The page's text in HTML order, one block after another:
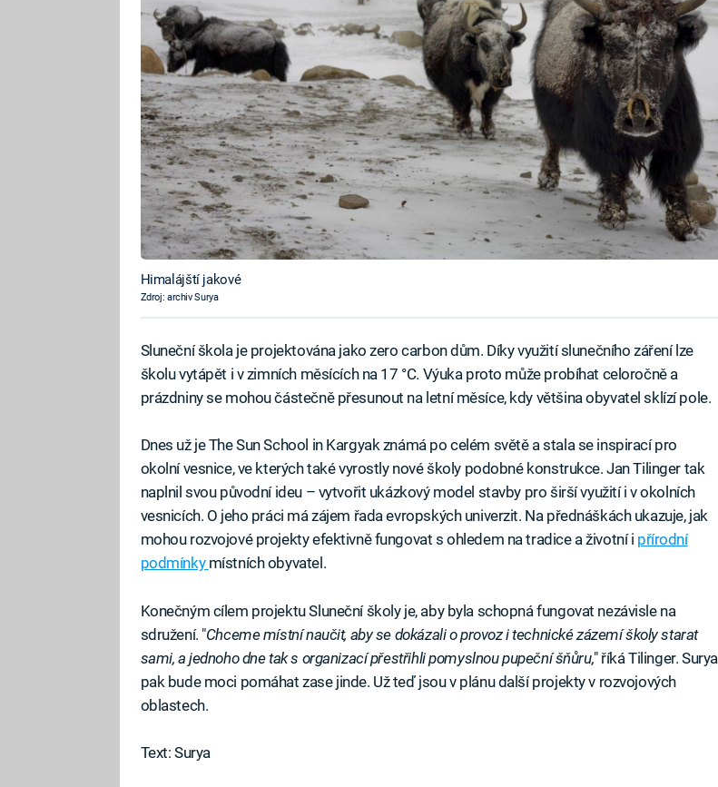
Himalájští jakové
Zdroj: archiv Surya
Sluneční škola je projektována jako zero carbon dům. Díky využití slunečního záření lze
školu vytápět i v zimních měsících na 17 °C. Výuka proto může probíhat celoročně a
prázdniny se mohou částečně přesunout na letní měsíce, kdy většina obyvatel sklízí pole.
Dnes už je The Sun School in Kargyak známá po celém světě a stala se inspirací pro
okolní vesnice, ve kterých také vyrostly nové školy podobné konstrukce. Jan Tilinger tak
naplnil svou původní ideu – vytvořit ukázkový model stavby pro širší využití i v okolních
vesnicích. O jeho práci má zájem řada evropských univerzit. Na přednáškách ukazuje, jak
mohou rozvojové projekty efektivně fungovat s ohledem na tradice a životní i přírodní
podmínky místních obyvatel.
Konečným cílem projektu Sluneční školy je, aby byla schopná fungovat nezávisle na
sdružení. "Chceme místní naučit, aby se dokázali o provoz i technické zázemí školy starat
sami, a jednoho dne tak s organizací přestřihli pomyslnou pupeční šňůru," říká Tilinger. Surya
pak bude moci pomáhat zase jinde. Už teď jsou v plánu další projekty v rozvojových
oblastech.
Text: Surya